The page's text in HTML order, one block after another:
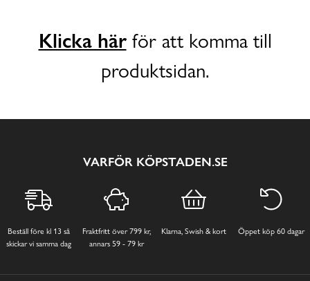
Klicka härför att komma till
produktsidan.
VARFÖR KÖPSTADEN.SE
Beställ före kl 13 så
skickar vi samma dag
Fraktfritt över 799 kr,
annars 59 - 79 kr
Klarna, Swish & kort Öppet köp 60 dagar